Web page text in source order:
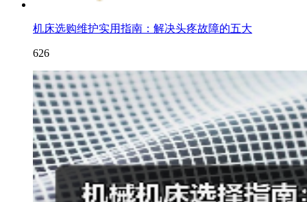
机床选购维护实用指南：解决头疼故障的五大
626